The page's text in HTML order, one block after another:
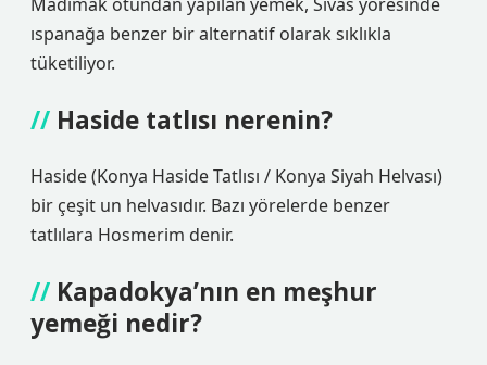
ıspanağa benzer bir alternatif olarak sıklıkla
tüketiliyor.
Haside tatlısı nerenin?
Haside (Konya Haside Tatlısı / Konya Siyah Helvası)
bir çeşit un helvasıdır. Bazı yörelerde benzer
tatlılara Hosmerim denir.
Kapadokya’nın en meşhur
yemeği nedir?